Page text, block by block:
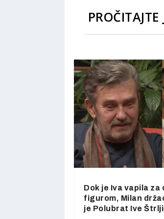
PROČITAJTE
Dok je Iva vapila za
figurom, Milan
je Polubrat Ive